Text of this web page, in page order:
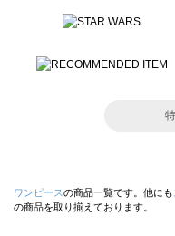
ワンピースの商品一覧です。他にも
の商品を取り揃えております。